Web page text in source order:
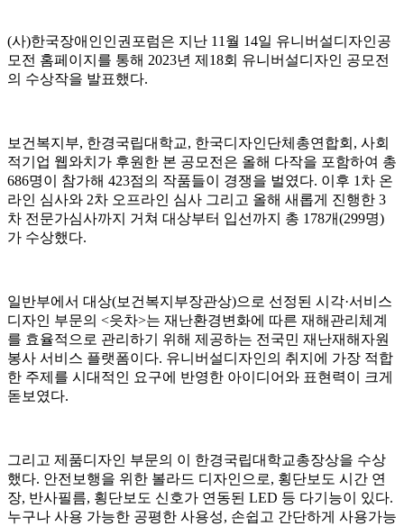
(사)한국장애인인권포럼은 지난 11월 14일 유니버설디자인공
모전 홈페이지를 통해 2023년 제18회 유니버설디자인 공모전
의 수상작을 발표했다.
보건복지부, 한경국립대학교, 한국디자인단체총연합회, 사회
적기업 웹와치가 후원한 본 공모전은 올해 다작을 포함하여 총
686명이 참가해 423점의 작품들이 경쟁을 벌였다. 이후 1차 온
라인 심사와 2차 오프라인 심사 그리고 올해 새롭게 진행한 3
차 전문가심사까지 거쳐 대상부터 입선까지 총 178개(299명)
가 수상했다.
일반부에서 대상(보건복지부장관상)으로 선정된 시각·서비스
디자인 부문의 <읏차>는 재난환경변화에 따른 재해관리체계
를 효율적으로 관리하기 위해 제공하는 전국민 재난재해자원
봉사 서비스 플랫폼이다. 유니버설디자인의 취지에 가장 적합
한 주제를 시대적인 요구에 반영한 아이디어와 표현력이 크게
돋보였다.
그리고 제품디자인 부문의 이 한경국립대학교총장상을 수상
했다. 안전보행을 위한 볼라드 디자인으로, 횡단보도 시간 연
장, 반사필름, 횡단보도 신호가 연동된 LED 등 다기능이 있다.
누구나 사용 가능한 공평한 사용성, 손쉽고 간단하게 사용가능